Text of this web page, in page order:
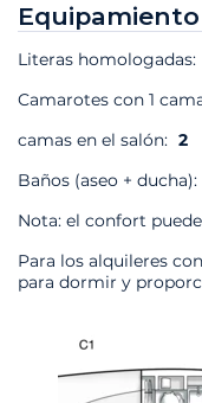
Literas homologadas:
Camarotes con 1
camas en el salón: 2
Baños (aseo + ducha):
Nota: el confort
Para los alquileres
para dormir y